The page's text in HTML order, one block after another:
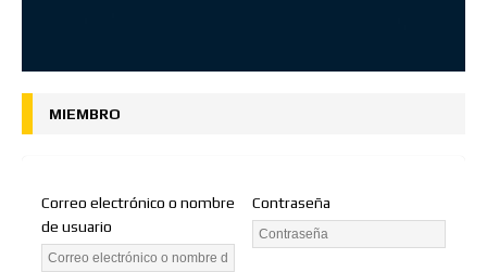
MIEMBRO
Correo electrónico o nombre
de usuario
Contraseña